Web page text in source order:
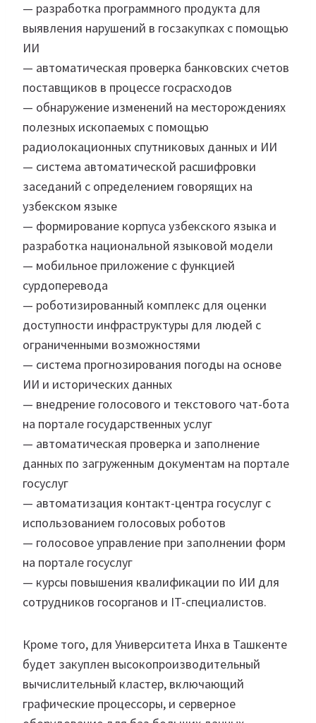
— разработка программного продукта для
выявления нарушений в госзакупках с помощью
ИИ
— автоматическая проверка банковских счетов
поставщиков в процессе госрасходов
— обнаружение изменений на месторождениях
полезных ископаемых с помощью
радиолокационных спутниковых данных и ИИ
— система автоматической расшифровки
заседаний с определением говорящих на
узбекском языке
— формирование корпуса узбекского языка и
разработка национальной языковой модели
— мобильное приложение с функцией
сурдоперевода
— роботизированный комплекс для оценки
доступности инфраструктуры для людей с
ограниченными возможностями
— система прогнозирования погоды на основе
ИИ и исторических данных
— внедрение голосового и текстового чат-бота
на портале государственных услуг
— автоматическая проверка и заполнение
данных по загруженным документам на портале
госуслуг
— автоматизация контакт-центра госуслуг с
использованием голосовых роботов
— голосовое управление при заполнении форм
на портале госуслуг
— курсы повышения квалификации по ИИ для
сотрудников госорганов и IT-специалистов.
Кроме того, для Университета Инха в Ташкенте
будет закуплен высокопроизводительный
вычислительный кластер, включающий
графические процессоры, и серверное